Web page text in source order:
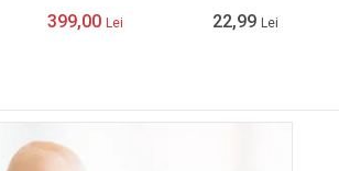
399,00 Lei
buzunar, burgundia
22,99 Lei